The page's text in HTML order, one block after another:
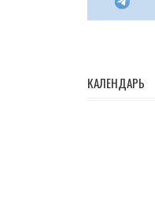
КАЛЕНДАРЬ